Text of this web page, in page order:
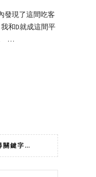
發現了這間吃客
和D就成這間平
…
關鍵字…